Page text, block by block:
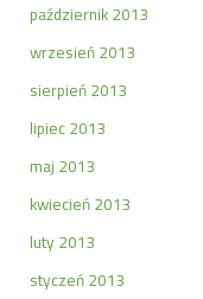
październik 2013
wrzesień 2013
sierpień 2013
lipiec 2013
maj 2013
kwiecień 2013
luty 2013
styczeń 2013